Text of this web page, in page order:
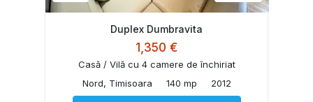
Duplex Dumbravita
1,350 €
Casă / Vilă cu 4 camere de închiriat
Nord, Timisoara
140 mp 2012